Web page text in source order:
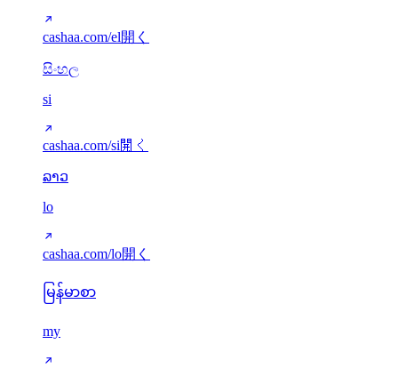
cashaa.com/el開く
සිංහල
si
cashaa.com/si開く
ລາວ
lo
cashaa.com/lo開く
မြန်မာစာ
my